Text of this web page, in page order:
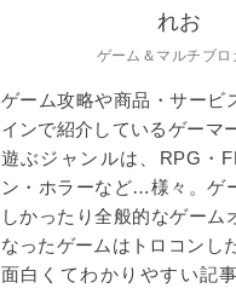
れお
ゲーム＆マルチブロ
ゲーム攻略や商品・サービ
インで紹介しているゲーマ
遊ぶジャンルは、RPG・
ン・ホラーなど…様々。ゲ
しかったり全般的なゲーム
なったゲームはトロコンし
面白くてわかりやすい記